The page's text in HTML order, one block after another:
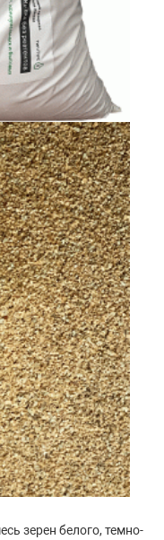
зерен белого, темно-